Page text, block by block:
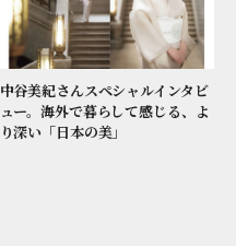
中谷美紀さんスペシャルインタビ
ュー。海外で暮らして感じる、よ
り深い「日本の美」